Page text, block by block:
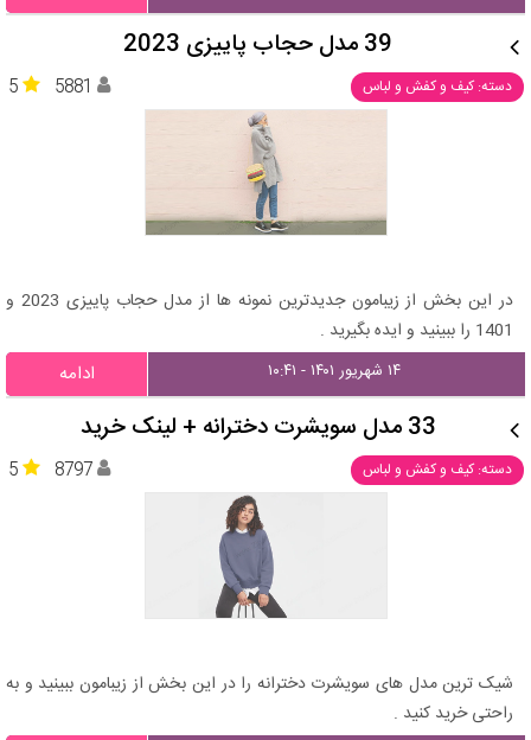
39 مدل حجاب پاییزی 2023
دسته: کیف و کفش و لباس 5 5881
در این بخش از زیبامون جدیدترین نمونه ها از مدل حجاب پاییزی 2023 و
1401 را ببینید و ایده بگیرید .
۱۴ شهریور ۱۴۰۱ - ۱۰:۴۱ ادامه
33 مدل سویشرت دخترانه + لینک خرید
دسته: کیف و کفش و لباس 5 8797
شیک ترین مدل های سویشرت دخترانه را در این بخش از زیبامون ببینید و به
راحتی خرید کنید .